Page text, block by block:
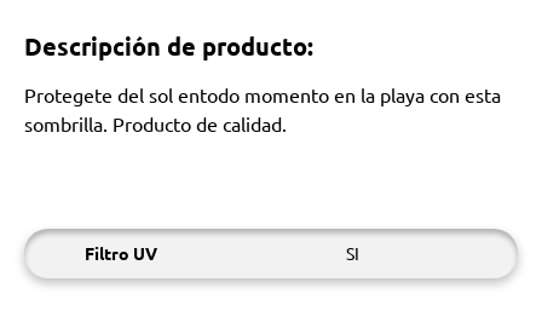
Descripción de producto:
Protegete del sol entodo momento en la playa con esta
sombrilla. Producto de calidad.
Filtro UV SI